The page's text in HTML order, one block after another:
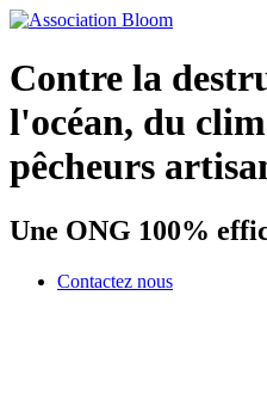
Contre la
l'océan, du
pêcheurs
Une ONG 100%
Contactez nous